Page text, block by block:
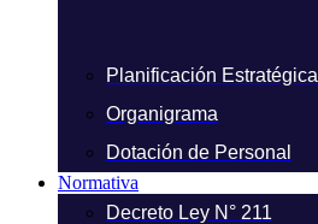
Planificación Estratégica
Organigrama
Dotación de Personal
Normativa
Decreto Ley N° 211